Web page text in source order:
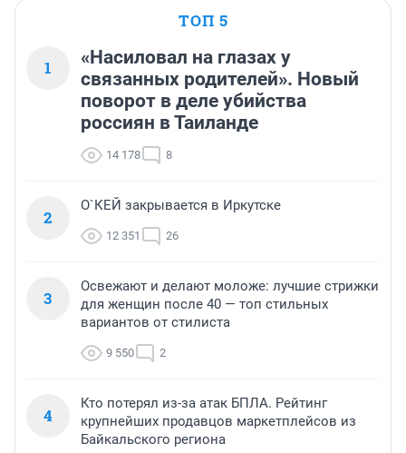
ТОП 5
1
«Насиловал на глазах у
связанных родителей». Новый
поворот в деле убийства
россиян в Таиланде
14 178 8
2
О`КЕЙ закрывается в Иркутске
12 351 26
3
Освежают и делают моложе: лучшие стрижки
для женщин после 40 — топ стильных
вариантов от стилиста
9 550 2
4
Кто потерял из-за атак БПЛА. Рейтинг
крупнейших продавцов маркетплейсов из
Байкальского региона